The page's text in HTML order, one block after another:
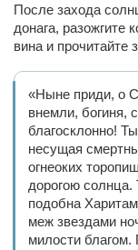
После захода
донага, разожгите
вина и прочитайте
«Ныне приди, о
внемли, богиня,
благосклонно!
несущая
огнеоких
дорогою
подобна
меж звездами
милости благом.